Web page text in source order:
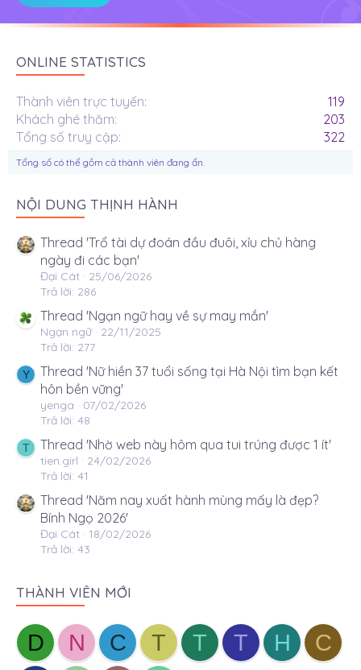
ONLINE STATISTICS
Thành viên trực tuyến
119
Khách ghé thăm
203
Tổng số truy cập
322
Tổng số có thể gồm cả thành viên đang ẩn.
NỘI DUNG THỊNH HÀNH
Thread 'Trổ tài dự đoán đầu đuôi, xỉu chủ hàng
ngày đi các bạn'
Đại Cát
25/06/2026
Trả lời: 286
Thread 'Ngạn ngữ hay về sự may mắn'
Ngạn ngữ
22/11/2025
Trả lời: 277
Y
Thread 'Nữ hiền 37 tuổi sống tại Hà Nội tìm bạn kết
hôn bền vững'
yenga
07/02/2026
Trả lời: 48
T Thread 'Nhờ web này hôm qua tui trúng được 1 ít'
tien.girl
24/02/2026
Trả lời: 41
Thread 'Năm nay xuất hành mùng mấy là đẹp?
Bính Ngọ 2026'
Đại Cát
18/02/2026
Trả lời: 43
THÀNH VIÊN MỚI
D N C T T T H
C